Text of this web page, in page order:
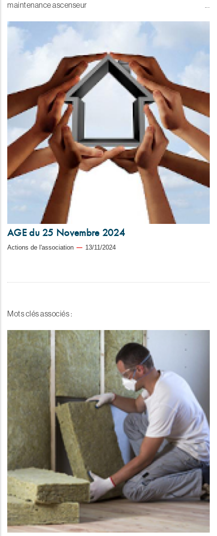
maintenance ascenseur
AGE du 25 Novembre 2024
Actions de l'association 13/11/2024
Mots clés associés :